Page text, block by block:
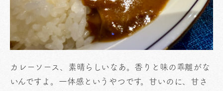
カレーソース、素晴らしいなあ。香りと味の乖離がな
いんですよ。一体感というやつです。甘いのに、甘さ